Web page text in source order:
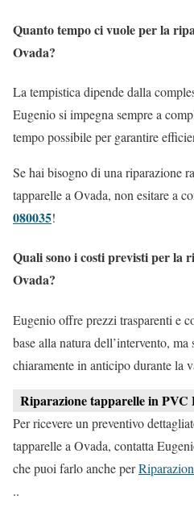
Quanto tempo ci vuole per la
Ovada?
La tempistica dipende dalla
Eugenio si impegna sempre a
tempo possibile per garantire
Se hai bisogno di una riparazione
tapparelle a Ovada, non esitare a
080035!
Quali sono i costi previsti per la
Ovada?
Eugenio offre prezzi trasparenti e
base alla natura dell’intervento,
chiaramente in anticipo durante la
Riparazione tapparelle in PVC
Per ricevere un preventivo
tapparelle a Ovada, contatta
che puoi farlo anche per
..